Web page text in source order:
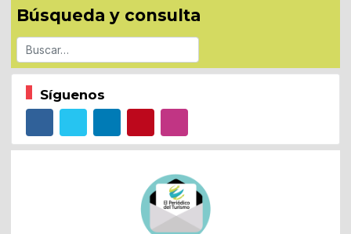
Búsqueda y consulta
Buscar
Síguenos